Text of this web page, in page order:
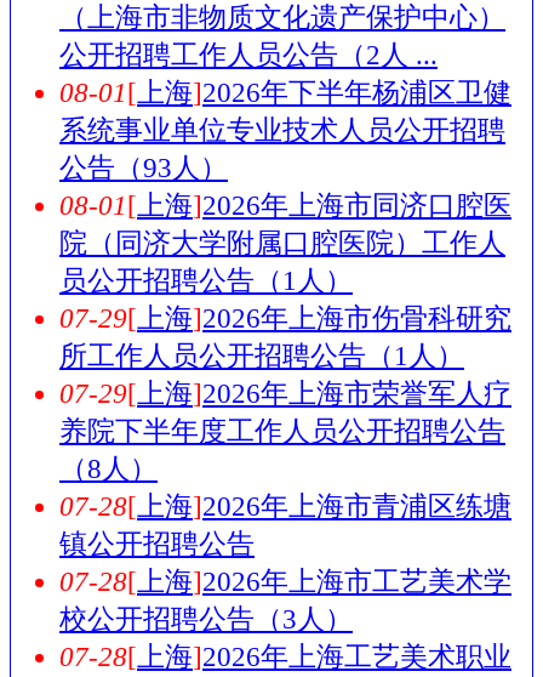
（上海市非物质文化遗产保护中心）
公开招聘工作人员公告（2人 ...
08-01[ 上海]2026年下半年杨浦区卫健
系统事业单位专业技术人员公开招聘
公告（93人）
08-01[ 上海]2026年上海市同济口腔医
院（同济大学附属口腔医院）工作人
员公开招聘公告（1人）
07-29[ 上海]2026年上海市伤骨科研究
所工作人员公开招聘公告（1人）
07-29[ 上海]2026年上海市荣誉军人疗
养院下半年度工作人员公开招聘公告
（8人）
07-28[ 上海]2026年上海市青浦区练塘
镇公开招聘公告
07-28[ 上海]2026年上海市工艺美术学
校公开招聘公告（3人）
07-28[ 上海]2026年上海工艺美术职业